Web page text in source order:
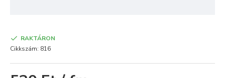
RAKTÁRON
Cikkszám: 816